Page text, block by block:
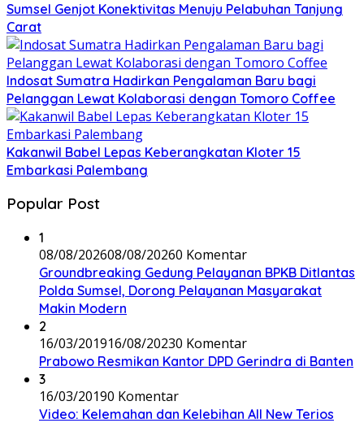
Sumsel Genjot Konektivitas Menuju Pelabuhan Tanjung
Carat
Indosat Sumatra Hadirkan Pengalaman Baru bagi
Pelanggan Lewat Kolaborasi dengan Tomoro Coffee
Kakanwil Babel Lepas Keberangkatan Kloter 15
Embarkasi Palembang
Popular Post
1
08/08/202608/08/20260 Komentar
Groundbreaking Gedung Pelayanan BPKB Ditlantas
Polda Sumsel, Dorong Pelayanan Masyarakat
Makin Modern
2
16/03/201916/08/20230 Komentar
Prabowo Resmikan Kantor DPD Gerindra di Banten
3
16/03/20190 Komentar
Video: Kelemahan dan Kelebihan All New Terios